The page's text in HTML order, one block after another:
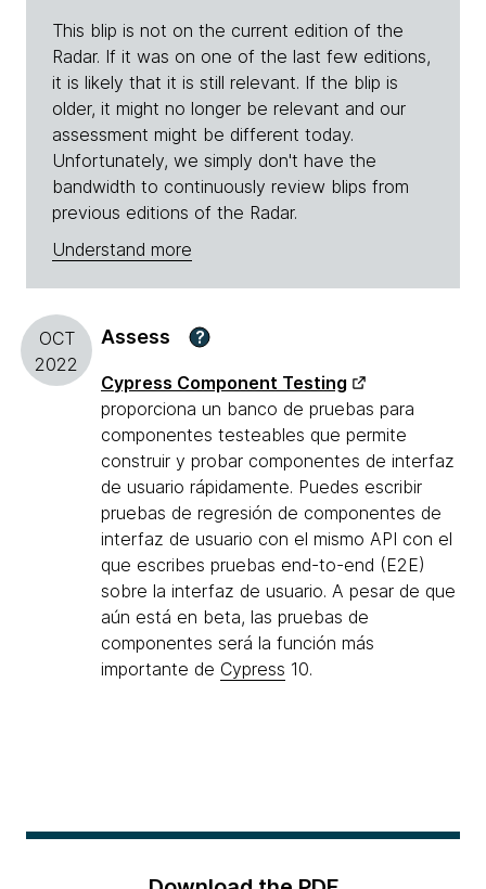
This blip is not on the current edition of the
Radar. If it was on one of the last few editions,
it is likely that it is still relevant. If the blip is
older, it might no longer be relevant and our
assessment might be different today.
Unfortunately, we simply don't have the
bandwidth to continuously review blips from
previous editions of the Radar.
Understand more
OCT
2022
Assess ?
Cypress Component Testing
proporciona un banco de pruebas para
componentes testeables que permite
construir y probar componentes de interfaz
de usuario rápidamente. Puedes escribir
pruebas de regresión de componentes de
interfaz de usuario con el mismo API con el
que escribes pruebas end-to-end (E2E)
sobre la interfaz de usuario. A pesar de que
aún está en beta, las pruebas de
componentes será la función más
importante de Cypress 10.